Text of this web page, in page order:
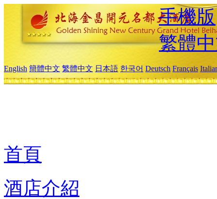
手機版
繁體
English 簡體中文 繁體中文 日本語 한국어 Deutsch Français
首頁
酒店介紹